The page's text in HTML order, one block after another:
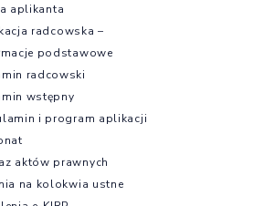
aplikanta
radcowska –
podstawowe
radcowski
wstępny
i program aplikacji
aktów prawnych
na kolokwia ustne